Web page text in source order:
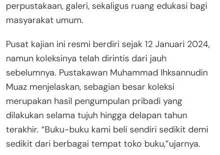
perpustakaan, galeri, sekaligus ruang edukasi bagi
masyarakat umum.
Pusat kajian ini resmi berdiri sejak 12 Januari 2024,
namun koleksinya telah dirintis dari jauh
sebelumnya. Pustakawan Muhammad Ihksannudin
Muaz menjelaskan, sebagian besar koleksi
merupakan hasil pengumpulan pribadi yang
dilakukan selama tujuh hingga delapan tahun
terakhir. “Buku-buku kami beli sendiri sedikit demi
sedikit dari berbagai tempat toko buku,”ujarnya.